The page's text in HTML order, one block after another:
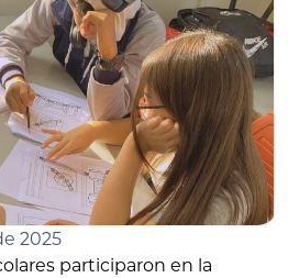
2025
participaron en la